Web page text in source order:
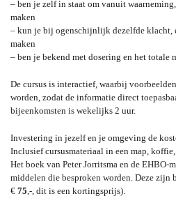
– ben je zelf in staat om vanuit
maken
– kun je bij ogenschijnlijk dezelfde klacht,
maken
– ben je bekend met dosering en het totale
De cursus is interactief, waarbij
worden, zodat de informatie direct
bijeenkomsten is wekelijks 2 uur.
Investering in jezelf en je omgeving de
Inclusief cursusmateriaal in een map,
Het boek van Peter Jorritsma en de
middelen die besproken worden. Deze zijn
€ 75,-, dit is een kortingsprijs).